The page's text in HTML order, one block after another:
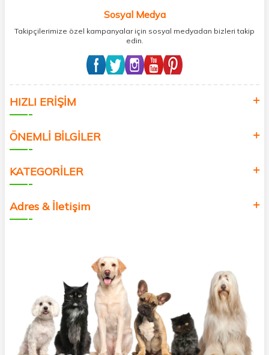
Sosyal Medya
Takipçilerimize özel kampanyalar için sosyal medyadan bizleri takip
edin.
HIZLI ERİŞİM
ÖNEMLİ BİLGİLER
KATEGORİLER
Adres & İletişim